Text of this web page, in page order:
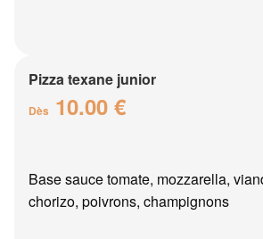
Pizza texane junior
Dès 10.00 €
Base sauce tomate, mozzarella,
chorizo, poivrons, champignons